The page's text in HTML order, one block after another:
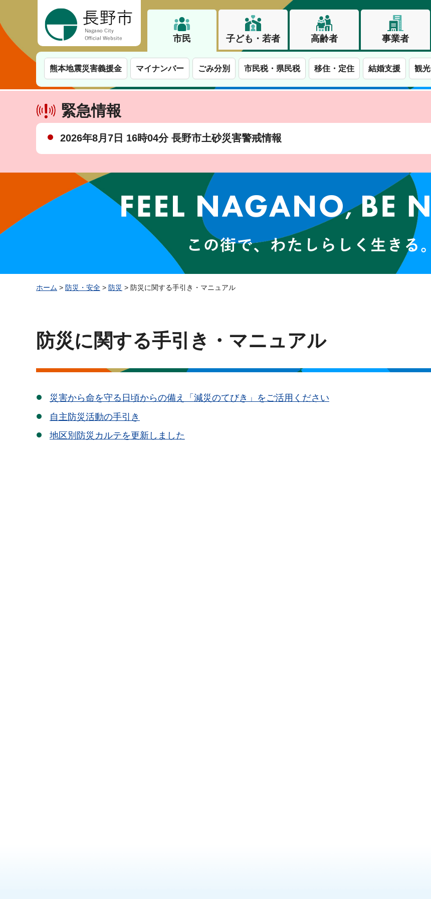
市民 子ども・若者 高齢者 事業者
熊本地震災害義援金 マイナンバー ごみ分別 市民税・県民税 移住・定住 結婚支援 観光
緊急情報
2026年8月7日 16時04分 長野市土砂災害警戒情報
この街で、わたしらしく生きる。長野市
ホーム > 防災・安全 > 防災 > 防災に関する手引き・マニュアル
防災に関する手引き・マニュアル
災害から命を守る日頃からの備え「減災のてびき」をご活用ください
自主防災活動の手引き
地区別防災カルテを更新しました